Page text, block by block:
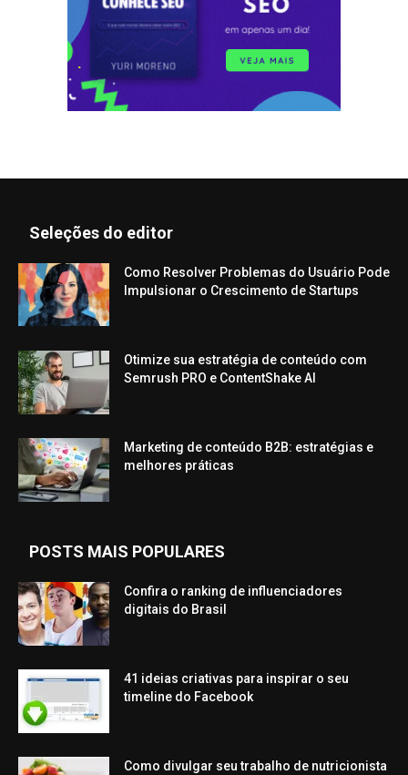
Seleções do editor
Como Resolver Problemas do Usuário Pode
Impulsionar o Crescimento de Startups
Otimize sua estratégia de conteúdo com
Semrush PRO e ContentShake AI
Marketing de conteúdo B2B: estratégias e
melhores práticas
POSTS MAIS POPULARES
Confira o ranking de influenciadores
digitais do Brasil
41 ideias criativas para inspirar o seu
timeline do Facebook
Como divulgar seu trabalho de nutricionista